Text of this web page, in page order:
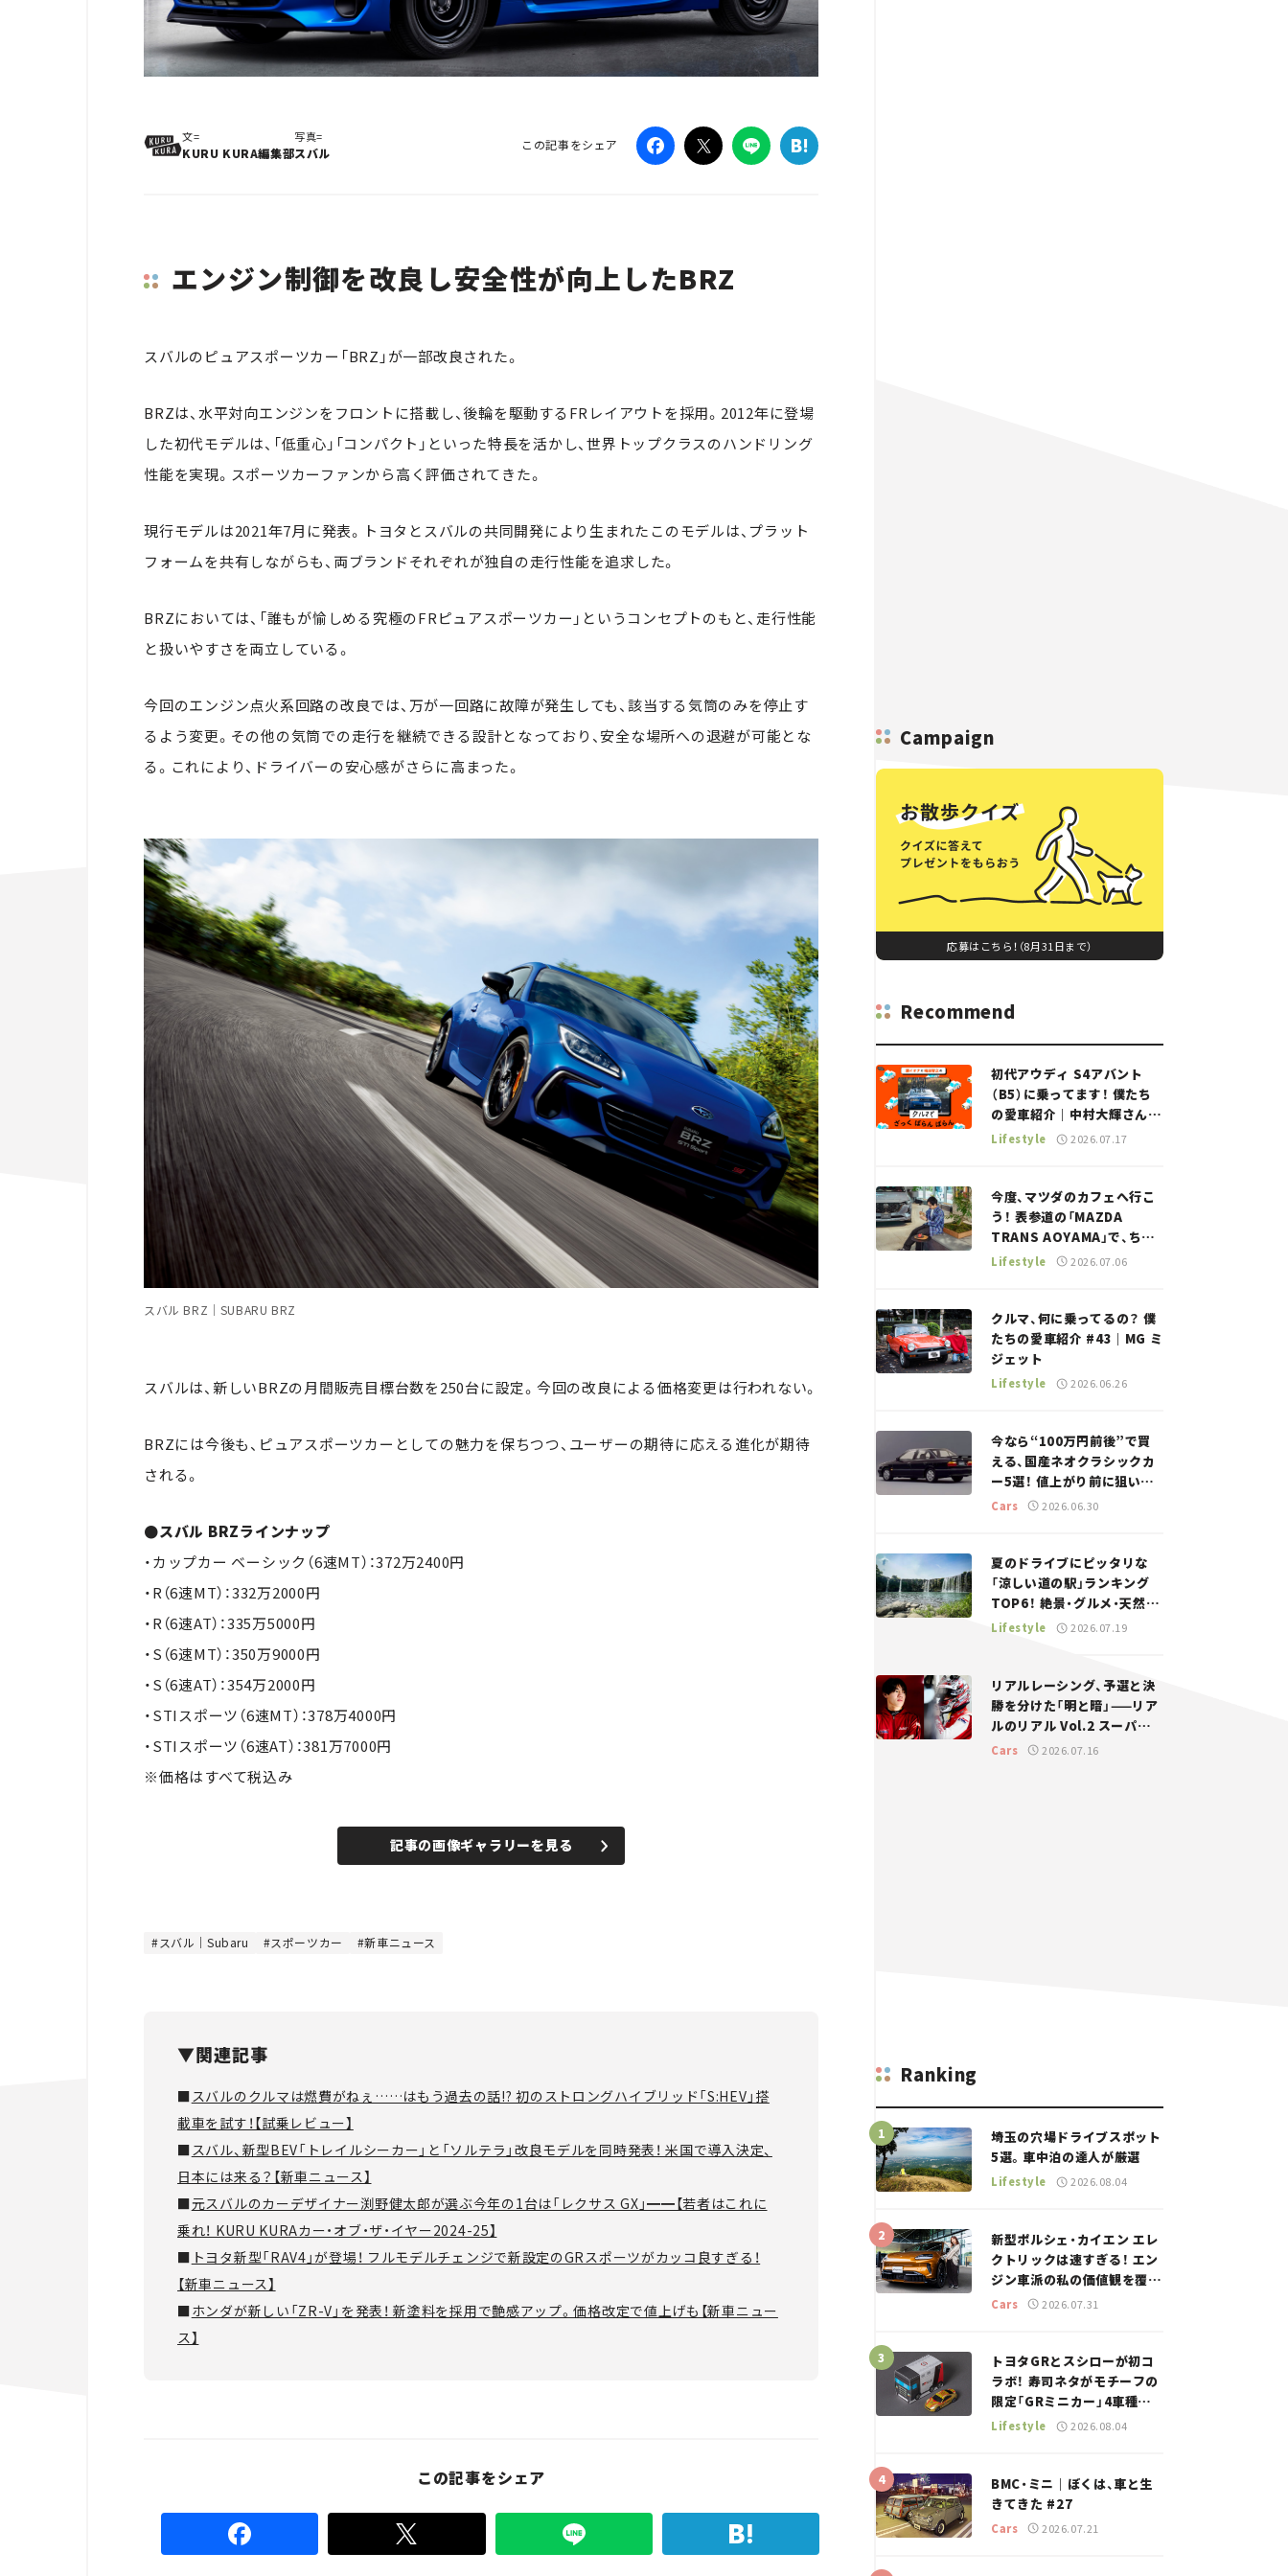
文=
KURU KURA編集部
写真=
スバル
この記事をシェア
エンジン制御を改良し安全性が向上したBRZ
スバルのピュアスポーツカー「BRZ」が一部改良された。
BRZは、水平対向エンジンをフロントに搭載し、後輪を駆動するFRレイアウトを採用。2012年に登場
した初代モデルは、「低重心」「コンパクト」といった特長を活かし、世界トップクラスのハンドリング
性能を実現。スポーツカーファンから高く評価されてきた。
現行モデルは2021年7月に発表。トヨタとスバルの共同開発により生まれたこのモデルは、プラット
フォームを共有しながらも、両ブランドそれぞれが独自の走行性能を追求した。
BRZにおいては、「誰もが愉しめる究極のFRピュアスポーツカー」というコンセプトのもと、走行性能
と扱いやすさを両立している。
今回のエンジン点火系回路の改良では、万が一回路に故障が発生しても、該当する気筒のみを停止す
るよう変更。その他の気筒での走行を継続できる設計となっており、安全な場所への退避が可能とな
る。これにより、ドライバーの安心感がさらに高まった。
スバル BRZ｜SUBARU BRZ
スバルは、新しいBRZの月間販売目標台数を250台に設定。今回の改良による価格変更は行われない。
BRZには今後も、ピュアスポーツカーとしての魅力を保ちつつ、ユーザーの期待に応える進化が期待
される。
●スバル BRZラインナップ
・カップカー ベーシック（6速MT）：372万2400円
・R（6速MT）：332万2000円
・R（6速AT）：335万5000円
・S（6速MT）：350万9000円
・S（6速AT）：354万2000円
・STIスポーツ（6速MT）：378万4000円
・STIスポーツ（6速AT）：381万7000円
※価格はすべて税込み
記事の画像ギャラリーを見る
スバル｜Subaru スポーツカー 新車ニュース
▼関連記事
■スバルのクルマは燃費がねぇ……はもう過去の話!? 初のストロングハイブリッド「S:HEV」搭
載車を試す！【試乗レビュー】
■スバル、新型BEV「トレイルシーカー」と「ソルテラ」改良モデルを同時発表！ 米国で導入決定、
日本には来る？【新車ニュース】
■元スバルのカーデザイナー渕野健太郎が選ぶ今年の1台は「レクサス GX」━━【若者はこれに
乗れ！ KURU KURAカー・オブ・ザ・イヤー2024-25】
■ トヨタ新型「RAV4」が登場！ フルモデルチェンジで新設定のGRスポーツがカッコ良すぎる！
【新車ニュース】
■ホンダが新しい「ZR-V」を発表！ 新塗料を採用で艶感アップ。価格改定で値上げも【新車ニュー
ス】
この記事をシェア
Campaign
応募はこちら！（8月31日まで）
Recommend
初代アウディ S4アバント
（B5）に乗ってます！ 僕たち
の愛車紹介｜中村大輝さん
——瀬イオナと嶋田智之の
Lifestyle 2026.07.17
今度、マツダのカフェへ行こ
う！ 表参道の「MAZDA
TRANS AOYAMA」で、ちょ
っとひと息。——連載｜CCG
Lifestyle 2026.07.06
クルマ、何に乗ってるの？ 僕
たちの愛車紹介 #43｜MG ミ
ジェット
Lifestyle 2026.06.26
今なら“100万円前後”で買
える、国産ネオクラシックカ
ー5選！ 値上がり前に狙いた
い、中古車探しをお手伝い――ち
Cars 2026.06.30
夏のドライブにピッタリな
「涼しい道の駅」ランキング
TOP6！ 絶景・グルメ・天然ク
ーラーなど、避暑におすすめ
Lifestyle 2026.07.19
リアルレーシング、予選と決
勝を分けた「明と暗」——リア
ルのリアル Vol.2 スーパー
GT 2026開幕戦 岡山国際サ
Cars 2026.07.16
Ranking
埼玉の穴場ドライブスポット
5選。車中泊の達人が厳選
Lifestyle 2026.08.04
新型ポルシェ・カイエン エレ
クトリックは速すぎる！ エン
ジン車派の私の価値観を覆し
た、新しいポルシェの走り。
Cars 2026.07.31
トヨタGRとスシローが初コ
ラボ！ 寿司ネタがモチーフの
限定「GRミニカー」4車種が
登場。入手方法は？【クルマ
Lifestyle 2026.08.04
BMC・ミニ｜ぼくは、車と生
きてきた #27
Cars 2026.07.21